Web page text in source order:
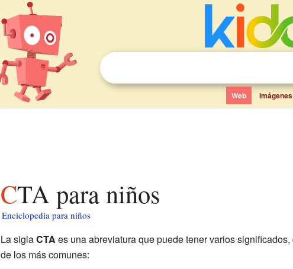
Web Imágenes
CTA para niños
Enciclopedia para niños
La siglaCTA es una abreviatura que puede tener varios
de los más comunes: